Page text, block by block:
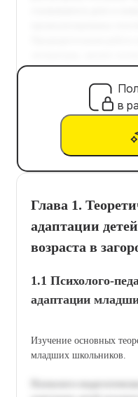
в
Глава 1.
адаптации
возраста в
1.1 Психолого-
адаптации
Изучение основных
младших школьников.